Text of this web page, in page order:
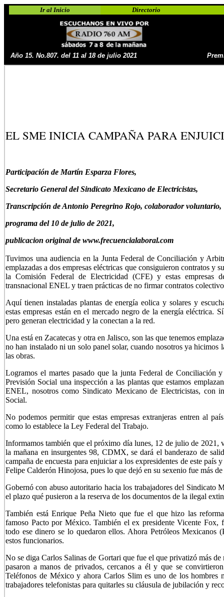
Ir al Inicio Directorio
Año 15. No.807. del 11 al 18 de julio 2021
EL SME INICIA CAMPAÑA PARA
Participación de Martín Esparza Flores,
Secretario General del Sindicato Mexicano de Electricistas,
Transcripción de Antonio Peregrino Rojo, colaborador voluntario,
programa del 10 de julio de 2021,
publicacion original de www.frecuencialaboral.com
Tuvimos una audiencia en la Junta Federal de Conciliación y
emplazadas a dos empresas eléctricas que consiguieron contratos y
la Comisión Federal de Electricidad (CFE) y estas empresas
transnacional ENEL y traen prácticas de no firmar contratos
Aquí tienen instaladas plantas de energía eolica y solares y
estas empresas están en el mercado negro de la energía eléctrica.
pero generan electricidad y la conectan a la red.
Una está en Zacatecas y otra en Jalisco, son las que tenemos
no han instalado ni un solo panel solar, cuando nosotros ya hicimos
las obras.
Logramos el martes pasado que la junta Federal de Conciliación
Previsión Social una inspección a las plantas que estamos
ENEL, nosotros como Sindicato Mexicano de Electricistas, con
Social.
No podemos permitir que estas empresas extranjeras entren al
como lo establece la Ley Federal del Trabajo.
Informamos también que el próximo día lunes, 12 de julio de 2021,
la mañana en insurgentes 98, CDMX, se dará el banderazo de
campaña de encuesta para enjuiciar a los expresidentes de este país
Felipe Calderón Hinojosa, pues lo que dejó en su sexenio fue más
Gobernó con abuso autoritario hacia los trabajadores del Sindicato
el plazo qué pusieron a la reserva de los documentos de la ilegal
También está Enrique Peña Nieto que fue el que hizo las
famoso Pacto por México. También el ex presidente Vicente Fox,
todo ese dinero se lo quedaron ellos. Ahora Petróleos Mexicanos
estos funcionarios.
No se diga Carlos Salinas de Gortari que fue el que privatizó más
pasaron a manos de privados, cercanos a él y que se
Teléfonos de México y ahora Carlos Slim es uno de los hombres
trabajadores telefonistas para quitarles su cláusula de jubilación y